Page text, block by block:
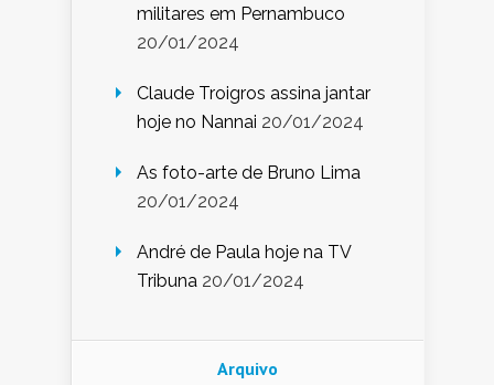
militares em Pernambuco
20/01/2024
Claude Troigros assina jantar
hoje no Nannai 20/01/2024
As foto-arte de Bruno Lima
20/01/2024
André de Paula hoje na TV
Tribuna 20/01/2024
Arquivo